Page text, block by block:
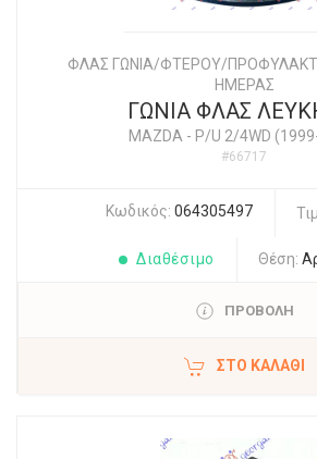
ΦΛΑΣ ΓΩΝΙΑ/ΦΤΕΡΟΥ/
ΗΜΕΡΑΣ
ΓΩΝΙΑ ΦΛΑΣ
MAZDA- P/U 2/4WD
#66717
Κωδικός: 064305497
Διαθέσιμο Θέση:
ΠΡΟΒΟΛΗ
ΣΤΟ ΚΑΛΆΘΙ